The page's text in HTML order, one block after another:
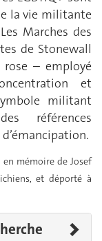
la vie militante
Marches des
de Stonewall
– employé
et
militant
références
mémoire de Josef
et déporté à